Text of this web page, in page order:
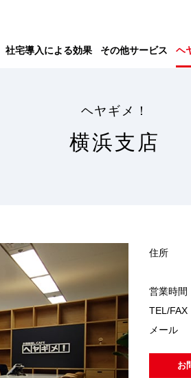
社宅導入による効果 その他サービス ヘ
ヘヤギメ！
横浜支店
住所
営業時間
TEL/FAX
メール
お